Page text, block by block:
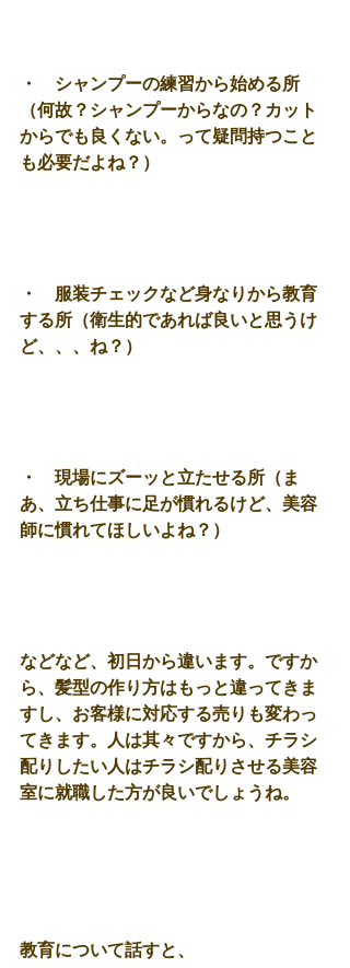
・　シャンプーの練習から始める所
（何故？シャンプーからなの？カット
からでも良くない。って疑問持つこと
も必要だよね？）
・　服装チェックなど身なりから教育
する所（衛生的であれば良いと思うけ
ど、、、ね？）
・　現場にズーッと立たせる所（ま
あ、立ち仕事に足が慣れるけど、美容
師に慣れてほしいよね？）
などなど、初日から違います。ですか
ら、髪型の作り方はもっと違ってきま
すし、お客様に対応する売りも変わっ
てきます。人は其々ですから、チラシ
配りしたい人はチラシ配りさせる美容
室に就職した方が良いでしょうね。
教育について話すと、